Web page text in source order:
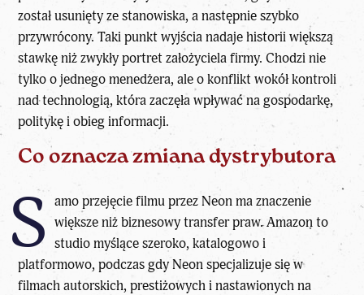
został usunięty ze stanowiska, a następnie szybko
przywrócony. Taki punkt wyjścia nadaje historii większą
stawkę niż zwykły portret założyciela firmy. Chodzi nie
tylko o jednego menedżera, ale o konflikt wokół kontroli
nad technologią, która zaczęła wpływać na gospodarkę,
politykę i obieg informacji.
Co oznacza zmiana dystrybutora
S amo przejęcie filmu przez Neon ma znaczenie
większe niż biznesowy transfer praw. Amazon to
studio myślące szeroko, katalogowo i
platformowo, podczas gdy Neon specjalizuje się w
filmach autorskich, prestiżowych i nastawionych na